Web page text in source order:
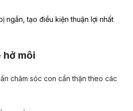
ngắn, tạo điều kiện thuận lợi nhất
hở môi
chăm sóc con cẩn thận theo các